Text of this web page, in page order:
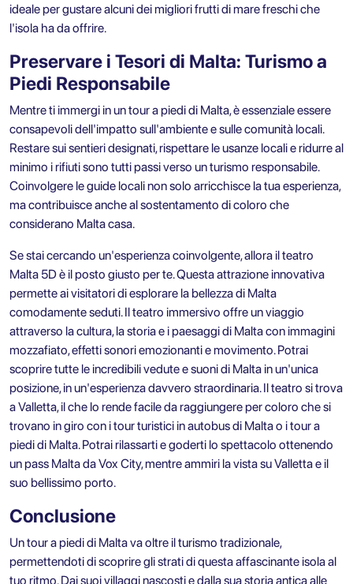
ideale per gustare alcuni dei migliori frutti di mare freschi che
l'isola ha da offrire.
Preservare i Tesori di Malta: Turismo a
Piedi Responsabile
Mentre ti immergi in un tour a piedi di Malta, è essenziale essere
consapevoli dell'impatto sull'ambiente e sulle comunità locali.
Restare sui sentieri designati, rispettare le usanze locali e ridurre al
minimo i rifiuti sono tutti passi verso un turismo responsabile.
Coinvolgere le guide locali non solo arricchisce la tua esperienza,
ma contribuisce anche al sostentamento di coloro che
considerano Malta casa.
Se stai cercando un'esperienza coinvolgente, allora il teatro
Malta 5D è il posto giusto per te. Questa attrazione innovativa
permette ai visitatori di esplorare la bellezza di Malta
comodamente seduti. Il teatro immersivo offre un viaggio
attraverso la cultura, la storia e i paesaggi di Malta con immagini
mozzafiato, effetti sonori emozionanti e movimento. Potrai
scoprire tutte le incredibili vedute e suoni di Malta in un'unica
posizione, in un'esperienza davvero straordinaria. Il teatro si trova
a Valletta, il che lo rende facile da raggiungere per coloro che si
trovano in giro con i tour turistici in autobus di Malta o i tour a
piedi di Malta. Potrai rilassarti e goderti lo spettacolo ottenendo
un pass Malta da Vox City, mentre ammiri la vista su Valletta e il
suo bellissimo porto.
Conclusione
Un tour a piedi di Malta va oltre il turismo tradizionale,
permettendoti di scoprire gli strati di questa affascinante isola al
tuo ritmo. Dai suoi villaggi nascosti e dalla sua storia antica alle